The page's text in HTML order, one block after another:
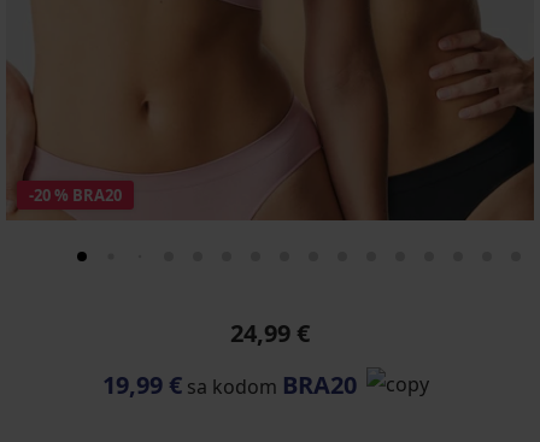
-20 % BRA20
24,99 €
19,99 €sa kodom BRA20